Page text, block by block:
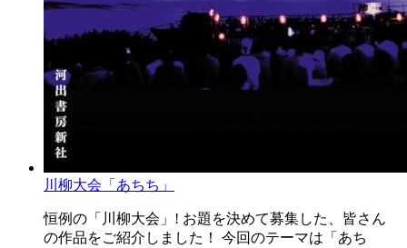
川柳大会「あちち」
恒例の「川柳大会」! お題を決めて募集した、皆さん
の作品をご紹介しました！ 今回のテーマは「あち